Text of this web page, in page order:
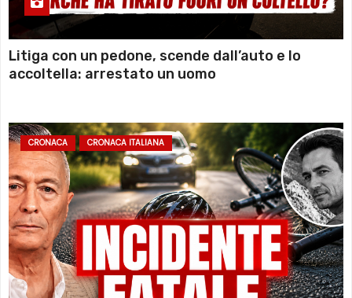
Litiga con un pedone, scende dall’auto e lo
accoltella: arrestato un uomo
CRONACA CRONACA ITALIANA